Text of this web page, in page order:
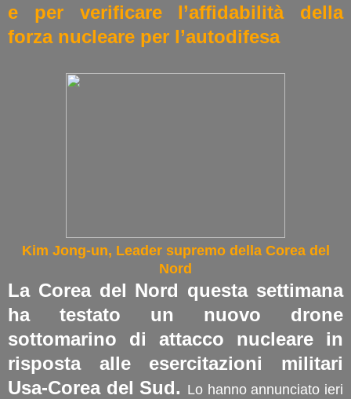
e per verificare l’affidabilità della
forza nucleare per l’autodifesa
Kim Jong-un, Leader supremo della Corea del
Nord
La Corea del Nord questa settimana
ha testato un nuovo drone
sottomarino di attacco nucleare in
risposta alle esercitazioni militari
Usa-Corea del Sud. Lo hanno annunciato ieri